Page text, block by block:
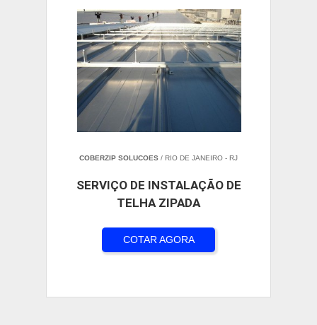
COBERZIP SOLUCOES / RIO DE JANEIRO - RJ
SERVIÇO DE INSTALAÇÃO DE
TELHA ZIPADA
COTAR AGORA